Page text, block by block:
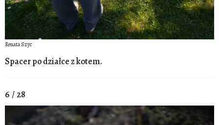
Renata Szyc
Spacer po działce z kotem.
6 / 28